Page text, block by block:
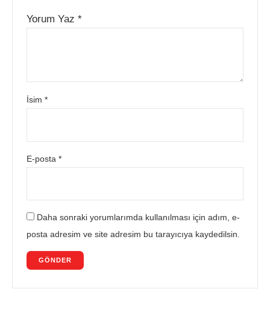
Yorum Yaz*
İsim*
E-posta*
Daha sonraki yorumlarımda kullanılması için adım, e-
posta adresim ve site adresim bu tarayıcıya kaydedilsin.